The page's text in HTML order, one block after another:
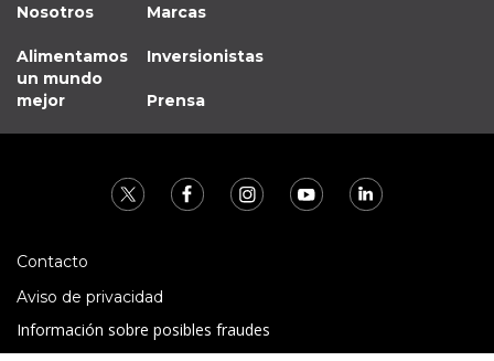
Nosotros
Alimentamos
un mundo
mejor
Marcas
Inversionistas
Prensa
Contacto
Aviso de privacidad
Información sobre posibles fraudes